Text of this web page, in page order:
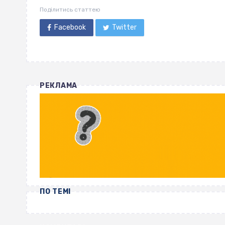
Поділитись статтею
Facebook Twitter
РЕКЛАМА
ПО ТЕМІ